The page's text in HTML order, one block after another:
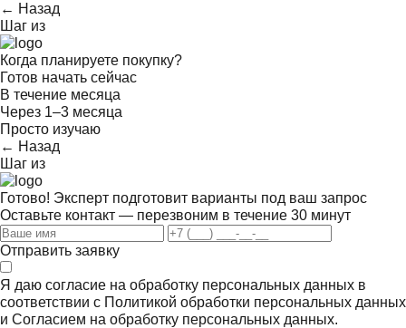
← Назад
Шаг из
Когда планируете покупку?
Готов начать сейчас
В течение месяца
Через 1–3 месяца
Просто изучаю
← Назад
Шаг из
Готово! Эксперт подготовит варианты под ваш запрос
Оставьте контакт — перезвоним в течение 30 минут
Отправить заявку
Я даю согласие на обработку персональных данных в
соответствии с Политикой обработки персональных данных
и Согласием на обработку персональных данных.